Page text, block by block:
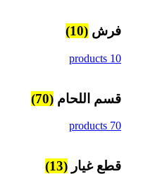
فرش (10)
10 products
قسم اللحام (70)
70 products
قطع غيار (13)